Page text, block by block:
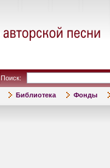
Поиск:
Библиотека Фонды